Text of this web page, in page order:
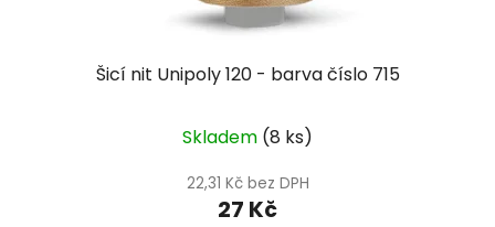
Šicí nit Unipoly 120 - barva číslo 715
Skladem (8 ks)
22,31 Kč bez DPH
27 Kč